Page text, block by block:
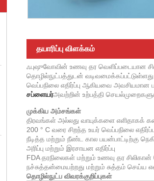
தயாரிப்பு விளக்கம்
ஃபுஷுவோவின் உணவு தர வெளிப்படையான
தொழில்நுட்பத்துடன்
வெப்பநிலை எதிர்ப்பு ஆகியவை அவசியமான
சப்ளையர்அவற்றின் உற்பத்தி
முக்கிய அம்சங்கள்
திரவங்கள் அல்லது வாயுக்களை எளிதாகக்
200 ° C வரை சிறந்த உயர் வெப்பநிலை
நீடித்த மற்றும் நீண்ட கால பயன்பாட்டிற்கு
அரிப்பு மற்றும் இரசாயன எதிர்ப்பு
FDA தரநிலைகள் மற்றும் உணவு தர
நச்சுத்தன்மையற்றது மற்றும் சுத்தம் செய்ய
தொழில்நுட்ப விவரக்குறிப்புகள்